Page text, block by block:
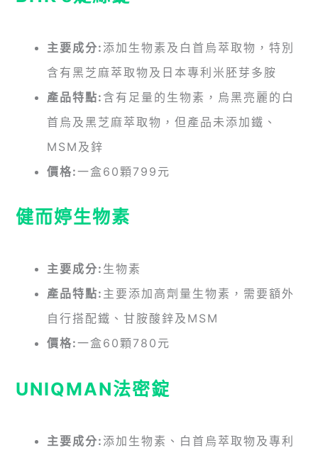
主要成分: 添加生物素及白首烏萃取物，特別
含有黑芝麻萃取物及日本專利米胚芽多胺
產品特點: 含有足量的生物素，烏黑亮麗的白
首烏及黑芝麻萃取物，但產品未添加鐵、
MSM及鋅
價格:一盒60顆799元
健而婷生物素
主要成分: 生物素
產品特點: 主要添加高劑量生物素，需要額外
自行搭配鐵、甘胺酸鋅及MSM
價格:一盒60顆780元
UNIQMAN法密錠
主要成分: 添加生物素、白首烏萃取物及專利